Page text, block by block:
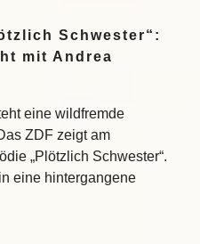
Schwester“:
mit Andrea
eine wildfremde
ZDF zeigt am
„Plötzlich Schwester“.
eine hintergangene